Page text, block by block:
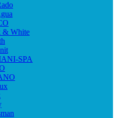
& White
SPA